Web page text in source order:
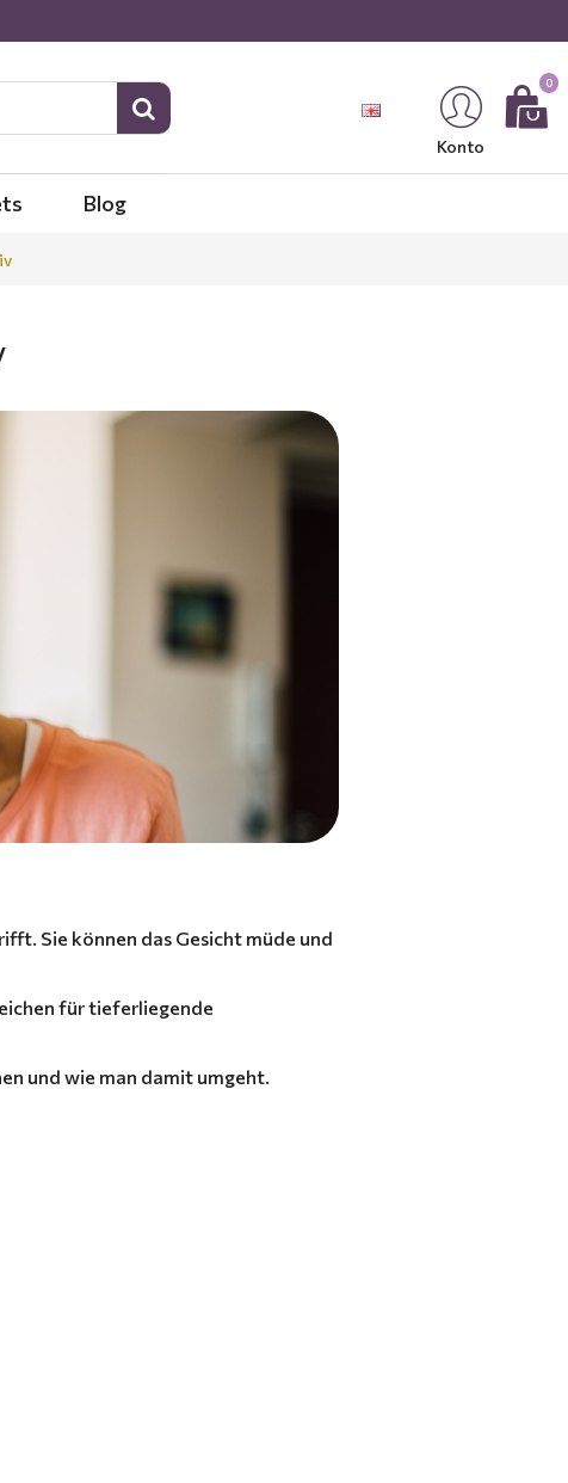
Konto
0
Blog
Sie können das Gesicht müde und
für tieferliegende
und wie man damit umgeht.